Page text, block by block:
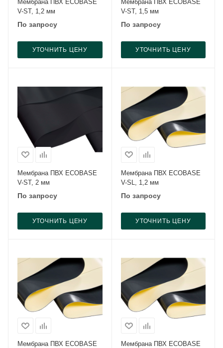
Мембрана ПВХ ECOBASE
V-ST, 1,2 мм
По запросу
УТОЧНИТЬ ЦЕНУ
Мембрана ПВХ ECOBASE
V-ST, 1,5 мм
По запросу
УТОЧНИТЬ ЦЕНУ
Мембрана ПВХ ECOBASE
V-ST, 2 мм
По запросу
УТОЧНИТЬ ЦЕНУ
Мембрана ПВХ ECOBASE
V-SL, 1,2 мм
По запросу
УТОЧНИТЬ ЦЕНУ
Мембрана ПВХ ECOBASE
Мембрана ПВХ ECOBASE